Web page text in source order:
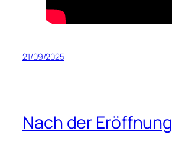
21/09/2025
Nach der Eröffnung